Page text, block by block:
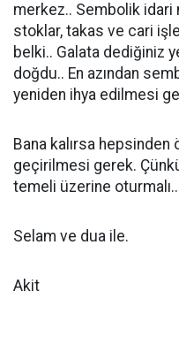
merkez.. Sembolik idari
stoklar, takas ve cari
belki.. Galata dediğiniz
doğdu.. En azından
yeniden ihya edilmesi
Bana kalırsa
geçirilmesi gerek.
temeli üzerine oturmalı..
Selam ve dua ile.
Akit